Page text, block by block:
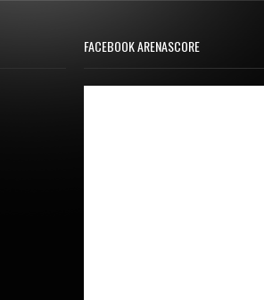
FACEBOOK ARENASCORE